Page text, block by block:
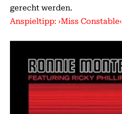
gerecht werden.
Anspieltipp: ›Miss Constable‹